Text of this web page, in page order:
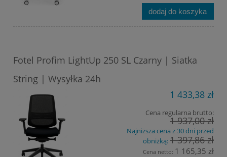
dodaj do koszyka
Fotel Profim LightUp 250 SL Czarny | Siatka
String | Wysyłka 24h
1 433,38 zł
Cena regularna brutto:
1 937,00 zł
Najniższa cena z 30 dni przed
obniżką:1 397,86 zł
Cena netto: 1 165,35 zł